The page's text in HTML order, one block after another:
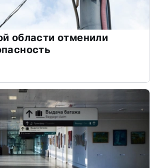
области отменили